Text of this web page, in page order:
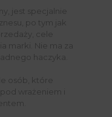
jest specjalnie
po tym jak
cele
marki. Nie ma za
haczyka.
osób, które
wrażeniem i